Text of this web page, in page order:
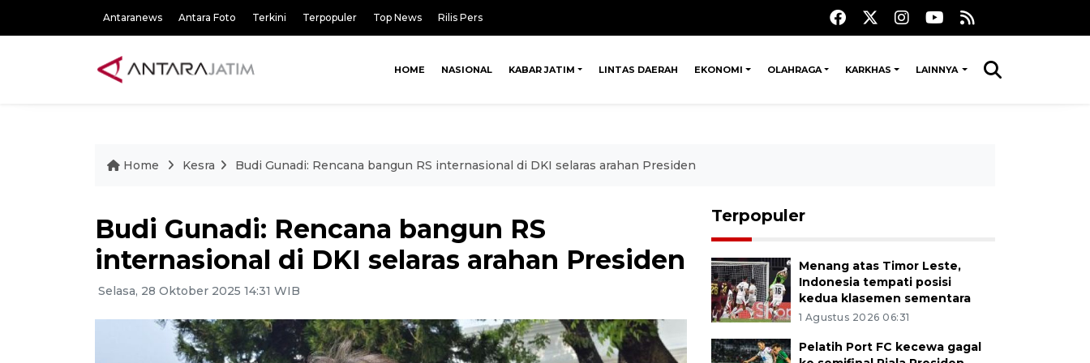
Antaranews Antara Foto Terkini Terpopuler Top News Rilis Pers
HOME NASIONAL KABAR JATIM LINTAS DAERAH EKONOMI OLAHRAGA KARKHAS LAINNYA
Home Kesra Budi Gunadi: Rencana bangun RS internasional di DKI selaras arahan Presiden
Budi Gunadi: Rencana bangun RS
internasional di DKI selaras arahan Presiden
Selasa, 28 Oktober 2025 14:31 WIB
Terpopuler
Menang atas Timor Leste,
Indonesia tempati posisi
kedua klasemen sementara
1 Agustus 2026 06:31
Pelatih Port FC kecewa gagal